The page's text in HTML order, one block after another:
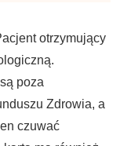
otrzymujący
poza
Zdrowia, a
czuwać